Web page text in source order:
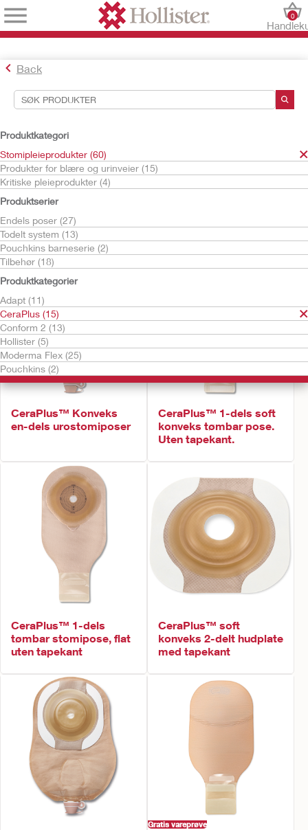
0
Back
Produktkategori
Stomipleieprodukter (60)
Produkter for blære og urinveier (15)
Kritiske pleieprodukter (4)
Produktserier
Endels poser (27)
Todelt system (13)
Pouchkins barneserie (2)
Tilbehør (18)
Produktkategorier
Adapt (11)
CeraPlus (15)
Conform 2 (13)
Hollister (5)
Moderma Flex (25)
Pouchkins (2)
Søkeverktøy
Dine valg:
Stomipleieprodukter
CeraPlus
Ditt valg matchet15resultater
Sorter etter:
CeraPlus™ Konveks
en-dels urostomiposer
CeraPlus™ 1-dels soft
konveks tømbar pose.
Uten tapekant.
CeraPlus™ 1-dels
tømbar stomipose, flat
uten tapekant
CeraPlus™ soft
konveks 2-delt hudplate
med tapekant
Gratis vareprøve